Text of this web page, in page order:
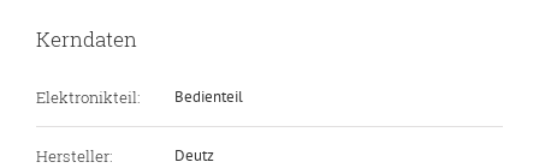
Kerndaten
Elektronikteil: Bedienteil
Hersteller: Deutz